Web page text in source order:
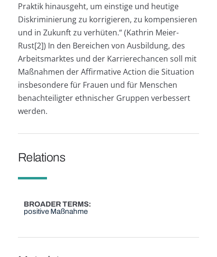
Praktik hinausgeht, um einstige und heutige
Diskriminierung zu korrigieren, zu kompensieren
und in Zukunft zu verhüten.“ (Kathrin Meier-
Rust[2]) In den Bereichen von Ausbildung, des
Arbeitsmarktes und der Karrierechancen soll mit
Maßnahmen der Affirmative Action die Situation
insbesondere für Frauen und für Menschen
benachteiligter ethnischer Gruppen verbessert
werden.
Relations
BROADER TERMS
positive Maßnahme